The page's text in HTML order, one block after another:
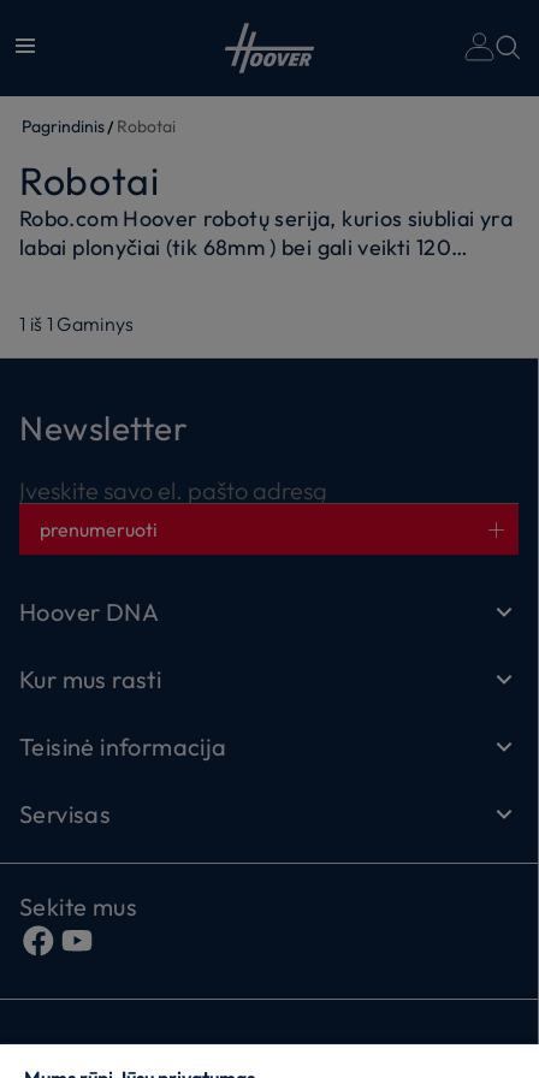
Pagrindinis Robotai
Robotai
Robo.com Hoover robotų serija, kurios siubliai yra
labai plonyčiai (tik 68mm ) bei gali veikti 120
1 iš 1 Gaminys
Newsletter
Įveskite savo el. pašto adresą
prenumeruoti
Hoover DNA
Kur mus rasti
Teisinė informacija
Servisas
Sekite mus